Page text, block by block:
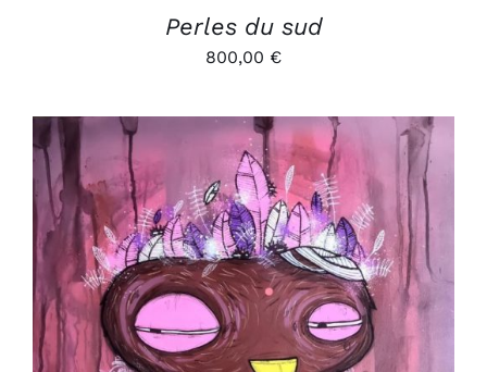
Perles du sud
800,00 €
AJOUTER AU PANIER
/
DÉTAILS